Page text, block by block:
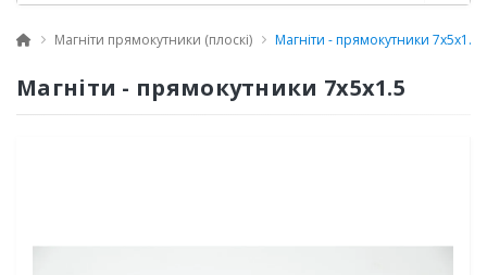
Магніти прямокутники (плоскі) Магніти - прямокутники 7x5x1.5
Магніти - прямокутники 7x5x1.5